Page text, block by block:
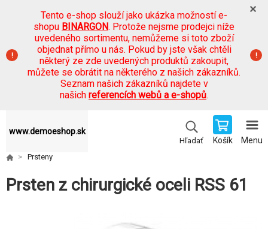
Tento e-shop slouží jako ukázka možností e-
shopu BINARGON. Protože nejsme prodejci níže
uvedeného sortimentu, nemůžeme si toto zboží
objednat přímo u nás. Pokud by jste však chtěli
některý ze zde uvedených produktů zakoupit,
můžete se obrátit na některého z našich zákazníků.
Seznam našich zákazníků najdete v
našich referencích webů a e-shopů.
www.demoeshop.sk
Hľadať Košík Menu
Prsteny
Prsten z chirurgické oceli RSS 61